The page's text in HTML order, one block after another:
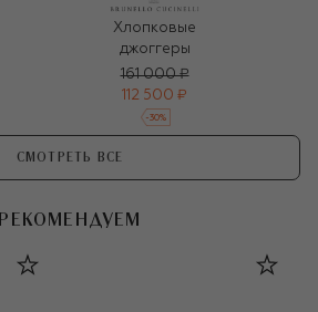
Хлопковые
джоггеры
161 000 ₽
112 500 ₽
-30%
СМОТРЕТЬ ВСЕ
РЕКОМЕНДУЕМ